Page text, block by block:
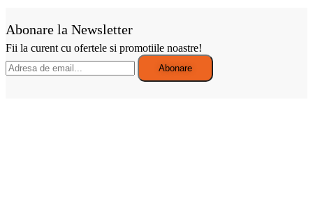
Abonare la Newsletter
Fii la curent cu ofertele si promotiile noastre!